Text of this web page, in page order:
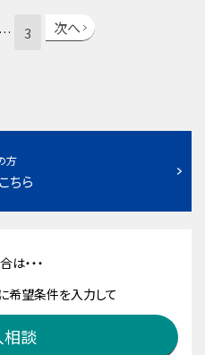
… 3 次へ
方
ちら
・・・
希望条件を入力して
相談